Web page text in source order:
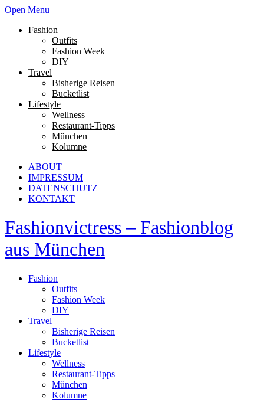
Open Menu
Fashion
Outfits
Fashion Week
DIY
Travel
Bisherige Reisen
Bucketlist
Lifestyle
Wellness
Restaurant-Tipps
München
Kolumne
ABOUT
IMPRESSUM
DATENSCHUTZ
KONTAKT
Fashionvictress – Fashionblog
aus München
Fashion
Outfits
Fashion Week
DIY
Travel
Bisherige Reisen
Bucketlist
Lifestyle
Wellness
Restaurant-Tipps
München
Kolumne